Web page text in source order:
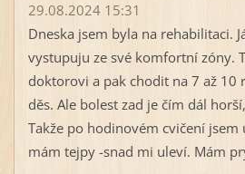
29.08.2024 15:31
Dneska jsem byla na rehabilitaci.
vystupuju ze své komfortní zóny.
doktorovi a pak chodit na 7 až 10
děs. Ale bolest zad je čím dál
Takže po hodinovém cvičení jsem
mám tejpy -snad mi uleví. Mám